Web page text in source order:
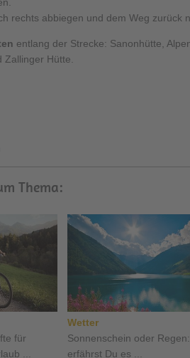
rechts abbiegen und dem Weg zurück
entlang der Strecke: Sanonhütte,
Hütte.
Thema:
für
...
Wetter
Sonnenschein oder
erfährst Du es ...